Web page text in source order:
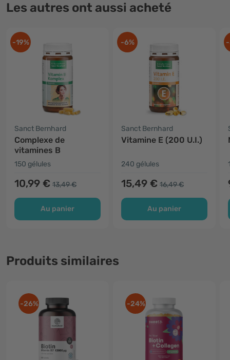
Les autres ont aussi acheté
-19%
Sanct Bernhard
Complexe de
vitamines B
150 gélules
10,99 € 13,49 €
Au panier
-6%
Sanct Bernhard
Vitamine E (200 U.I.)
240 gélules
15,49 € 16,49 €
Au panier
Produits similaires
-26% -24%